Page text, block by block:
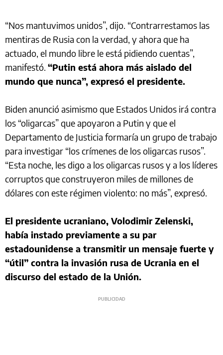
“Nos mantuvimos unidos”, dijo. “Contrarrestamos las
mentiras de Rusia con la verdad, y ahora que ha
actuado, el mundo libre le está pidiendo cuentas”,
manifestó. “Putin está ahora más aislado del
mundo que nunca”, expresó el presidente.
Biden anunció asimismo que Estados Unidos irá contra
los “oligarcas” que apoyaron a Putin y que el
Departamento de Justicia formaría un grupo de trabajo
para investigar “los crímenes de los oligarcas rusos”.
“Esta noche, les digo a los oligarcas rusos y a los líderes
corruptos que construyeron miles de millones de
dólares con este régimen violento: no más”, expresó.
El presidente ucraniano, Volodimir Zelenski,
había instado previamente a su par
estadounidense a transmitir un mensaje fuerte y
“útil” contra la invasión rusa de Ucrania en el
discurso del estado de la Unión.